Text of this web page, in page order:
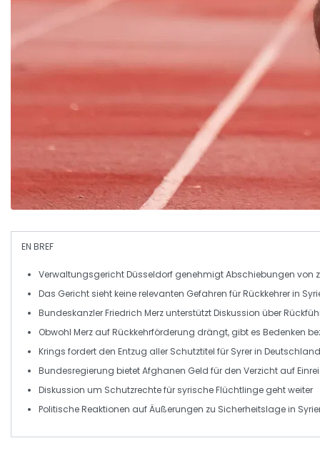
EN BREF
Verwaltungsgericht Düsseldorf genehmigtAbschiebungen von
Das Gericht siehtkeine relevanten Gefahren für Rückkehrer in
BundeskanzlerFriedrich Merzunterstützt Diskussion über
Obwohl Merz aufRückkehrförderung drängt, gibt es Bedenken
Krings fordert den Entzug aller Schutztitel für Syrer in Deutschland
Bundesregierung bietetAfghanen Geld für den Verzicht auf
Diskussion um Schutzrechtefür syrische Flüchtlinge geht weiter
Politische Reaktionen auf Äußerungen zu Sicherheitslagein